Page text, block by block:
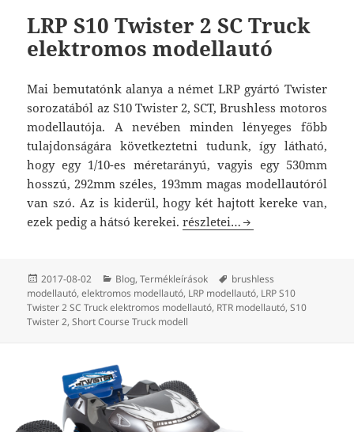
LRP S10 Twister 2 SC Truck
elektromos modellautó
Mai bemutatónk alanya a német LRP gyártó Twister
sorozatából az S10 Twister 2, SCT, Brushless motoros
modellautója. A nevében minden lényeges főbb
tulajdonságára következtetni tudunk, így látható,
hogy egy 1/10-es méretarányú, vagyis egy 530mm
hosszú, 292mm széles, 193mm magas modellautóról
van szó. Az is kiderül, hogy két hajtott kereke van,
ezek pedig a hátsó kerekei.LRP S10 Twister 2 SC Truck
részletei…
Közzétéve
2017-08-02 Kategória
Blog,Termékleírások Címke
brushless
modellautó,elektromos modellautó, LRP modellautó, LRP S10
Twister 2 SC Truck elektromos modellautó, RTR modellautó,S10
Twister 2,Short Course Truck modell